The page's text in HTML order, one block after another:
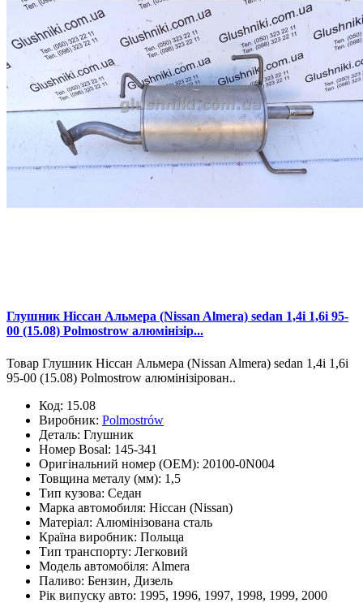
Глушник Ніссан Альмера (Nissan Almera) sedan 1,4i 1,6i 95-
00 (15.08) Polmostrow алюмінізір...
Товар Глушник Ніссан Альмера (Nissan Almera) sedan 1,4i 1,6i
95-00 (15.08) Polmostrow алюмінізірован..
Код: 15.08
Виробник: Polmostrów
Деталь: Глушник
Номер Bosal: 145-341
Оригінальний номер (OEM): 20100-0N004
Товщина металу (мм): 1,5
Тип кузова: Седан
Марка автомобиля: Ніссан (Nissan)
Матеріал: Алюмінізована сталь
Країна виробник: Польща
Тип транспорту: Легковий
Модель автомобіля: Almera
Паливо: Бензин, Дизель
Рік випуску авто: 1995, 1996, 1997, 1998, 1999, 2000